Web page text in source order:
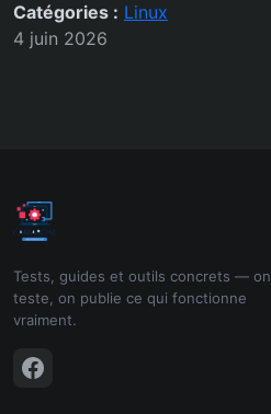
Catégories : Linux
4 juin 2026
Tests, guides et outils concrets — on
teste, on publie ce qui fonctionne
vraiment.